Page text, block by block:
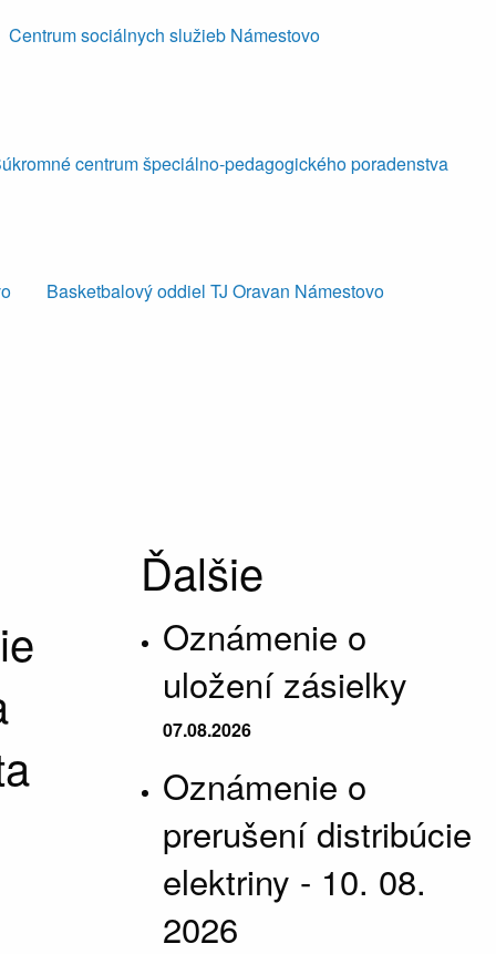
Centrum sociálnych služieb Námestovo
centrum špeciálno-pedagogického poradenstva
Basketbalový oddiel TJ Oravan Námestovo
Ďalšie
Oznámenie o
uložení zásielky
07.08.2026
Oznámenie o
prerušení distribúcie
elektriny - 10. 08.
2026